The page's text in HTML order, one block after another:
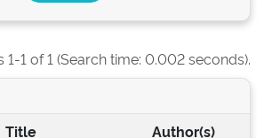
1-1 of 1 (Search time: 0.002 seconds).
Title Author(s)